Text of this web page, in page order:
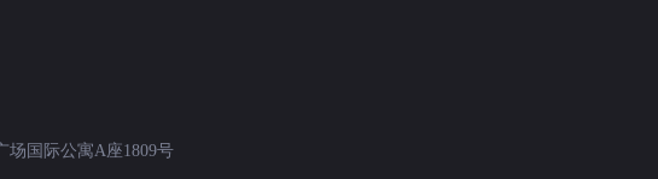
场国际公寓A座1809号